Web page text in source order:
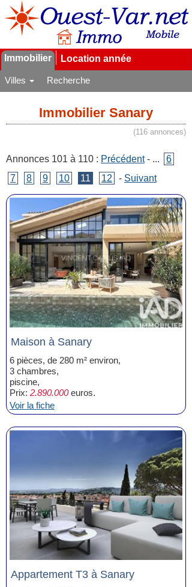
Immobilier Location année
Villes Recherche
Immobilier Sanary
(116 annonces)
Annonces 101 à 110 : Précédent- ...
6
7
8 9 10 11 12 - Suivant
Maison à Sanary
6 pièces, de 280 m² environ,
3 chambres,
piscine,
Prix: 2.890.000euros.
Voir la fiche
Appartement T3 à Sanary